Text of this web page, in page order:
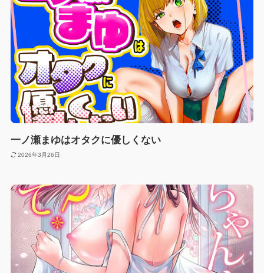
一ノ瀬まゆはオタクに優しくない
2026年3月26日